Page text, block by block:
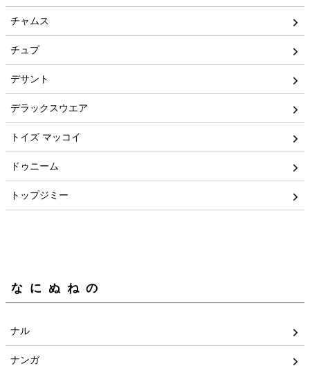
チャムス
チュプ
デサント
デラックスウエア
トイズ マッコイ
ドゥニーム
トップジミー
なにぬねの
ナル
ナンガ